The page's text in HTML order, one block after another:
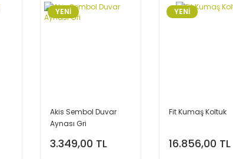
YENİ
Akis Sembol Duvar
Aynası Gri
3.349,00 TL
YENİ
Fit Kumaş Koltuk
16.856,00 TL